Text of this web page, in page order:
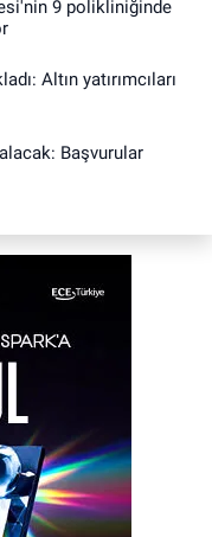
9 polikliniğinde
Altın yatırımcıları
Başvurular